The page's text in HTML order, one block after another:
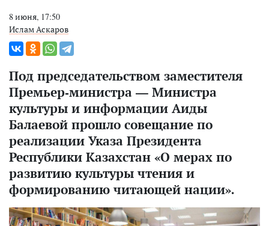
8 июня, 17:50
Ислам Аскаров
Под председательством заместителя
Премьер-министра — Министра
культуры и информации Аиды
Балаевой прошло совещание по
реализации Указа Президента
Республики Казахстан «О мерах по
развитию культуры чтения и
формированию читающей нации».